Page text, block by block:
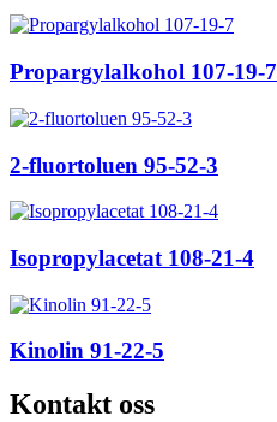
Propargylalkohol 107-19-7
2-fluortoluen 95-52-3
Isopropylacetat 108-21-4
Kinolin 91-22-5
Kontakt oss